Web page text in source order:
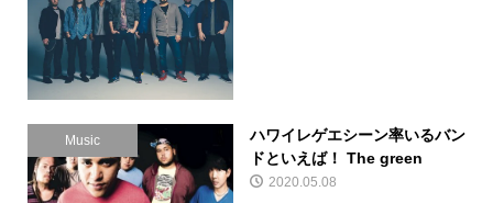
Music
ハワイレゲエシーン率いるバン
ドといえば！ The green
2020.05.08